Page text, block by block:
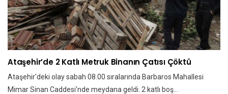
Ataşehir’de 2 Katlı Metruk Binanın Çatısı Çöktü
Ataşehir'deki olay sabah 08.00 sıralarında Barbaros Mahallesi
Mimar Sinan Caddesi'nde meydana geldi. 2 katlı boş…